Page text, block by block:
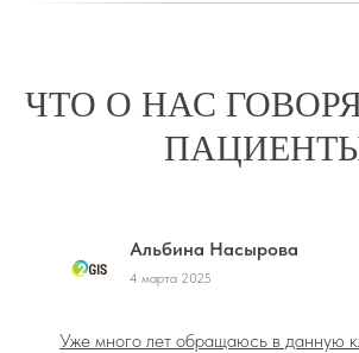
ЧТО О НАС
Альбина Насырова
4 марта 2025
Уже много лет обращаюсь в данную